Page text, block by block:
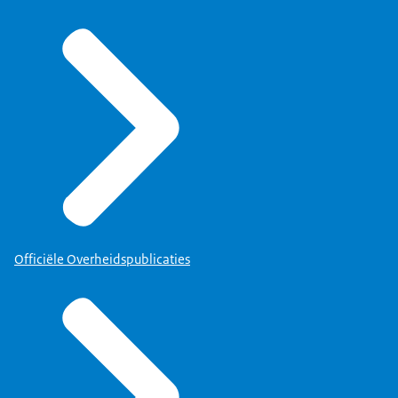
Officiële Overheidspublicaties